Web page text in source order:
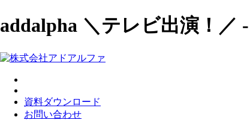
addalpha ＼テレビ出演！／
資料ダウンロード
お問い合わせ